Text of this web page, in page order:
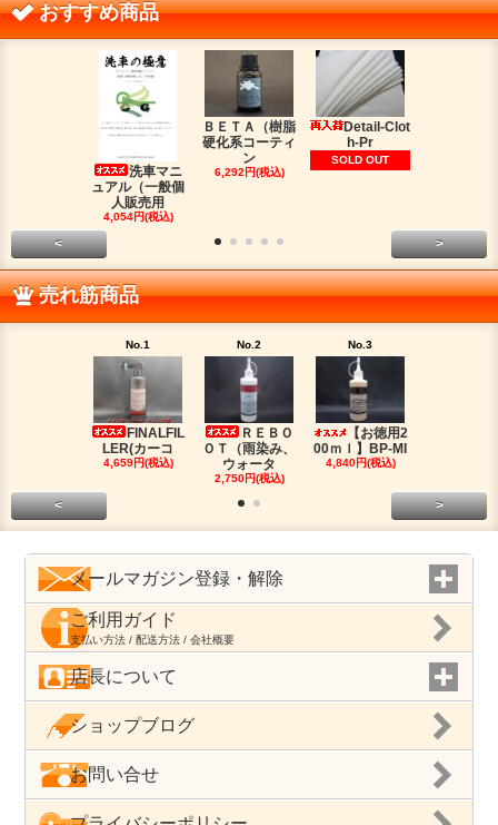
おすすめ商品
洗車マニ
ュアル（一般個
人販売用
4,054円(税込)
ＢＥＴＡ（樹脂
硬化系コーティ
ン
6,292円(税込)
Detail-Clot
h-Pr
SOLD OUT
< >
売れ筋商品
No.1
FINALFIL
LER(カーコ
4,659円(税込)
No.2
ＲＥＢＯ
ＯＴ（雨染み、
ウォータ
2,750円(税込)
No.3
【お徳用2
00ｍｌ】BP-MI
4,840円(税込)
< >
メールマガジン登録・解除
ご利用ガイド
支払い方法 / 配送方法 / 会社概要
店長について
ショップブログ
お問い合せ